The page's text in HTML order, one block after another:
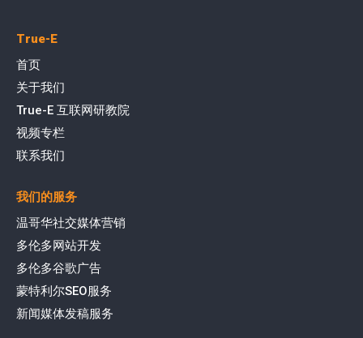
True-E
首页
关于我们
True-E 互联网研教院
视频专栏
联系我们
我们的服务
温哥华社交媒体营销
多伦多网站开发
多伦多谷歌广告
蒙特利尔SEO服务
新闻媒体发稿服务